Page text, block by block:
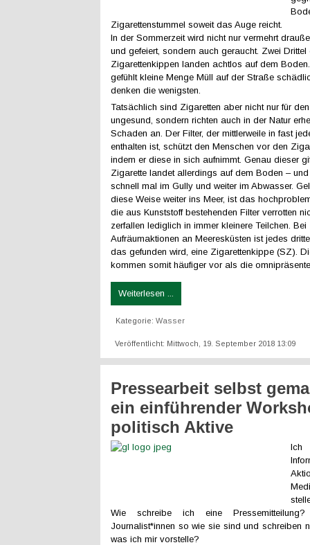
Zigarettenstummel soweit das Auge reicht.
In der Sommerzeit wird nicht nur vermehrt
und gefeiert, sondern auch geraucht. Zwei Drittel
Zigarettenkippen landen achtlos auf dem
gefühlt kleine Menge Müll auf der Straße
denken die wenigsten.
Tatsächlich sind Zigaretten aber nicht nur für
ungesund, sondern richten auch in der Natur
Schaden an. Der Filter, der mittlerweile in fast
enthalten ist, schützt den Menschen vor den
indem er diese in sich aufnimmt. Genau dieser
Zigarette landet allerdings auf dem Boden –
schnell mal im Gully und weiter im Abwasser.
diese Weise weiter ins Meer, ist das
die aus Kunststoff bestehenden Filter verrotten
zerfallen lediglich in immer kleinere Teilchen. Bei
Aufräumaktionen an Meeresküsten ist jedes
das gefunden wird, eine Zigarettenkippe (SZ).
kommen somit häufiger vor als die
Weiterlesen ...
Kategorie: Wasser
Veröffentlicht: Mittwoch, 19. September 2018 13:09
Pressearbeit selbst
ein einführender
politisch Aktive
Ich
Wie schreibe ich eine
Journalist*innen so wie sie sind und schreiben
was ich mir vorstelle?